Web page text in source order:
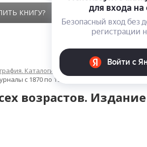
КНИГУ? КОНТАКТЫ
Каталоги. Указатели литературы
с 1870 по 1905 год
возрастов. Издание